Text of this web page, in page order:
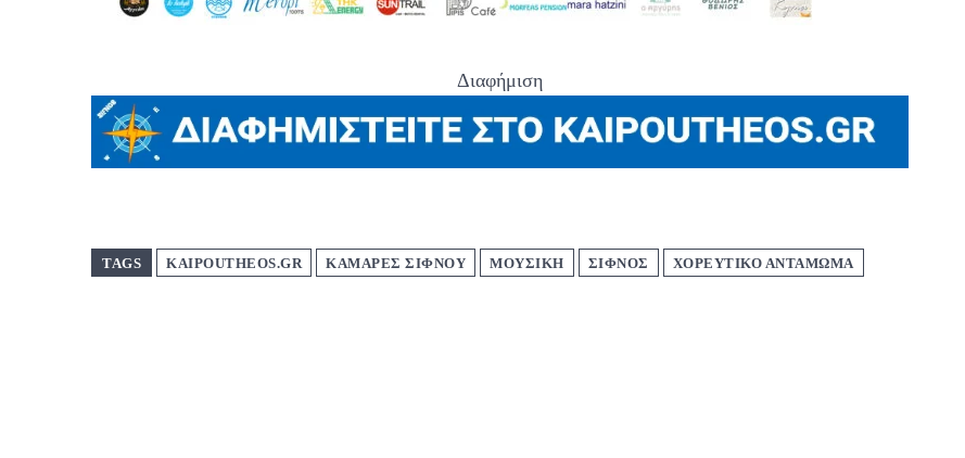
Διαφήμιση
TAGS KAIPOUTHEOS.GR ΚΑΜΑΡΕΣ ΣΙΦΝΟΥ ΜΟΥΣΙΚΗ ΣΙΦΝΟΣ ΧΟΡΕΥΤΙΚΟ ΑΝΤΑΜΩΜΑ